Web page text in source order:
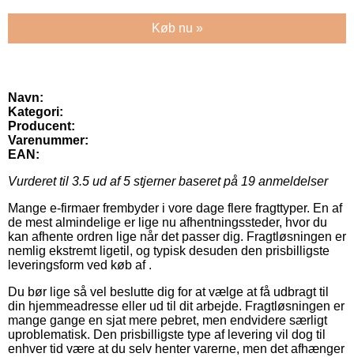
Køb nu »
Navn:
Kategori:
Producent:
Varenummer:
EAN:
Vurderet til 3.5 ud af 5 stjerner baseret på 19 anmeldelser
Mange e-firmaer frembyder i vore dage flere fragttyper. En af
de mest almindelige er lige nu afhentningssteder, hvor du
kan afhente ordren lige når det passer dig. Fragtløsningen er
nemlig ekstremt ligetil, og typisk desuden den prisbilligste
leveringsform ved køb af .
Du bør lige så vel beslutte dig for at vælge at få udbragt til
din hjemmeadresse eller ud til dit arbejde. Fragtløsningen er
mange gange en sjat mere pebret, men endvidere særligt
uproblematisk. Den prisbilligste type af levering vil dog til
enhver tid være at du selv henter varerne, men det afhænger